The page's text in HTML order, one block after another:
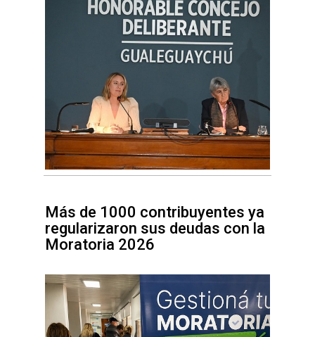
Más de 1000 contribuyentes ya
regularizaron sus deudas con la
Moratoria 2026